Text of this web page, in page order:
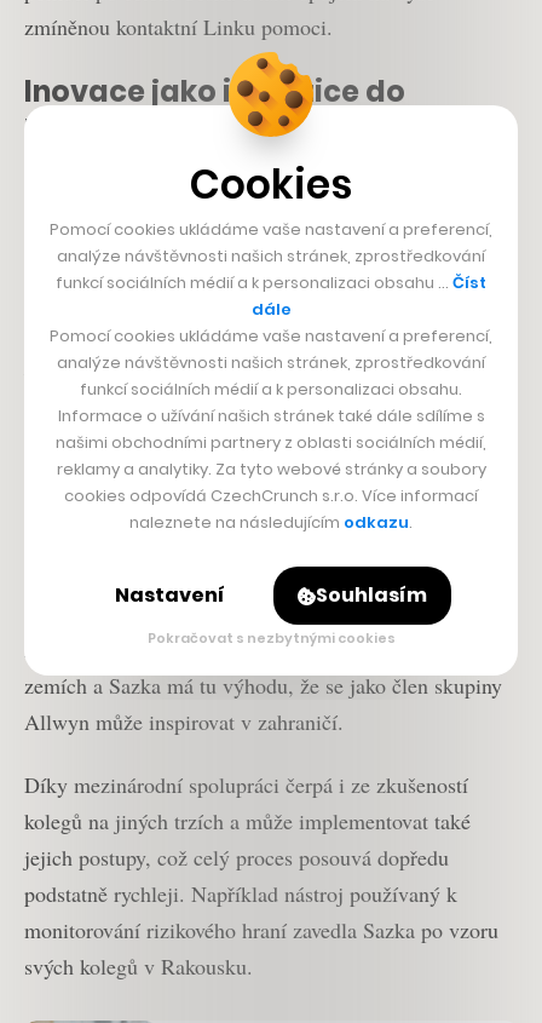
zmíněnou kontaktní Linku pomoci.
Inovace jako investice do
budoucnosti
„V naší nabídce dnes najdete pestré spektrum zábavy,
od číselných loterií a stíracích losů po rychlé online
hry. Jsme a chceme i nadále zůstat lídrem na trhu a je
naším cílem, aby se s námi bavilo co nejvíce lidí.
Klíčové ale je, aby ke hraní přistupovali zodpovědně.
Investice do prevence, detekce i intervence rizikového
hraní jsou naprostým must-have, o kterém se
nediskutuje a které prochází všemi aktivitami Sazky,“
popisuje David Schenk.
Především online hry jsou stále více relevantní i pro
mladé publikum a také v tomto směru je prý pro firmu
důležité, aby hra dál zůstala hlavně zábavou. Téma
zodpovědného hraní je aktuální i v okolních evropských
zemích a Sazka má tu výhodu, že se jako člen skupiny
Allwyn může inspirovat v zahraničí.
Díky mezinárodní spolupráci čerpá i ze zkušeností
kolegů na jiných trzích a může implementovat také
jejich postupy, což celý proces posouvá dopředu
podstatně rychleji. Například nástroj používaný k
monitorování rizikového hraní zavedla Sazka po vzoru
svých kolegů v Rakousku.
Cookies
Pomocí cookies ukládáme vaše nastavení a preferencí,
analýze návštěvnosti našich stránek, zprostředkování
funkcí sociálních médií a k personalizaci obsahu … Číst
dále
Pomocí cookies ukládáme vaše nastavení a preferencí,
analýze návštěvnosti našich stránek, zprostředkování
funkcí sociálních médií a k personalizaci obsahu.
Informace o užívání našich stránek také dále sdílíme s
našimi obchodními partnery z oblasti sociálních médií,
reklamy a analytiky. Za tyto webové stránky a soubory
cookies odpovídá CzechCrunch s.r.o. Více informací
naleznete na následujícím odkazu.
Nastavení Souhlasím
Pokračovat s nezbytnými cookies